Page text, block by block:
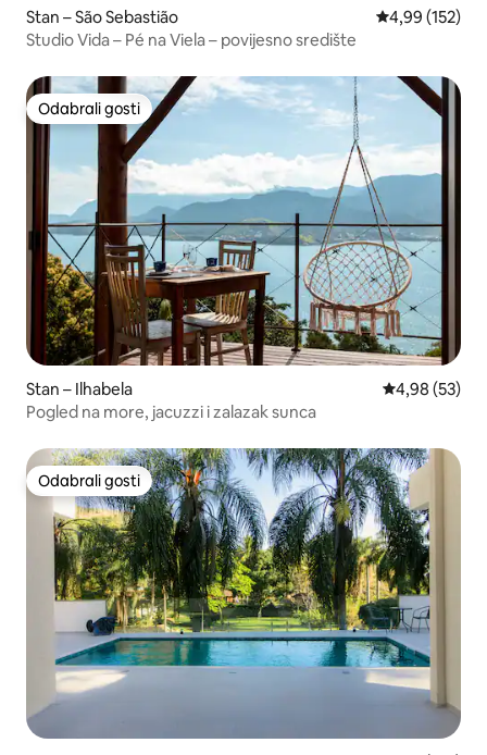
Stan – São Sebastião Prosječna
4,99 (152)
Studio Vida – Pé na Viela – povijesno središte
Odabrali gosti
Odabrali gosti
Stan – Ilhabela Prosječna
4,98 (53)
Pogled na more, jacuzzi i zalazak sunca
Odabrali gosti
Odabrali gosti